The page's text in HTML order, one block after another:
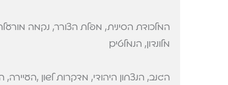
המלכודת הסינית, מפלת הצורר, נקמה
מלונדון, הנמלטים
הגנב, הנצחון היהודי, מדקרות לשון ,העיירה,